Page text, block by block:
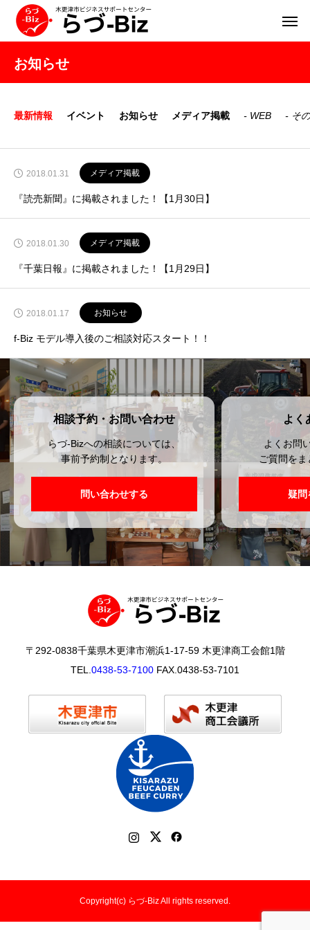
お知らせ
最新情報 イベント お知らせ メディア掲載 WEB そ
2018.01.31 メディア掲載
『読売新聞』に掲載されました！【1月30日】
2018.01.30 メディア掲載
『千葉日報』に掲載されました！【1月29日】
2018.01.17 お知らせ
f-Biz モデル導入後のご相談対応スタート！！
相談予約・お問い合わせ
らづ-Bizへの相談については、
事前予約制となります。
問い合わせする
よく
よくお問
ご質問を
疑問
〒292-0838千葉県木更津市潮浜1-17-59 木更津商工会館1階
TEL. 0438-53-7100 FAX.0438-53-7101
Copyright(c) らづ-Biz All rights reserved.